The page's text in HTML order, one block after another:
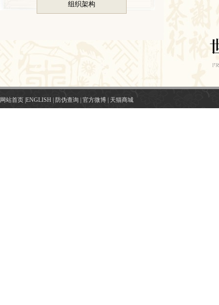
组织架构
网站首页 ENGLISH 防伪查询 官方微博 天猫商城